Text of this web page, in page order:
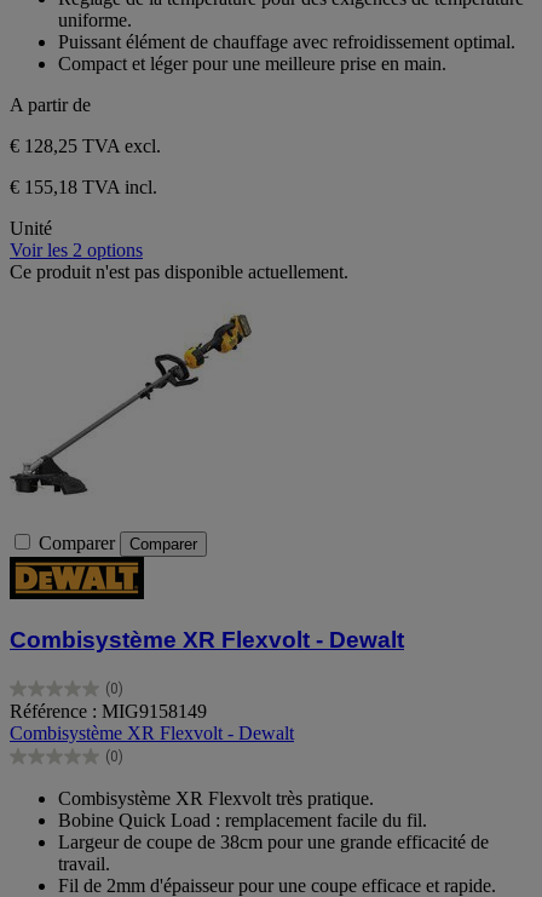
uniforme.
Puissant élément de chauffage avec refroidissement optimal.
Compact et léger pour une meilleure prise en main.
A partir de
€ 128,25 TVA excl.
€ 155,18 TVA incl.
Unité
Voir les 2 options
Ce produit n'est pas disponible actuellement.
Comparer Comparer
Combisystème XR Flexvolt - Dewalt
(0)
0.0
sur
5
étoiles.
Référence : MIG9158149
Combisystème XR Flexvolt - Dewalt
(0)
0.0
étoiles.
Combisystème XR Flexvolt très pratique.
Bobine Quick Load : remplacement facile du fil.
Largeur de coupe de 38cm pour une grande efficacité de
travail.
Fil de 2mm d'épaisseur pour une coupe efficace et rapide.